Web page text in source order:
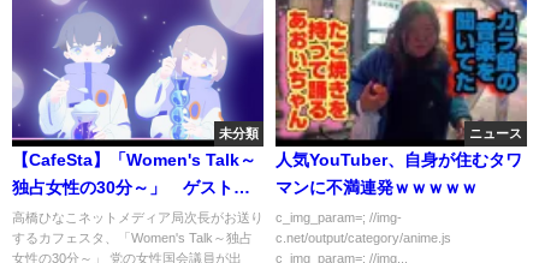
未分類
【CafeSta】「Women's Talk～
独占女性の30分～」 ゲスト：
小野田紀美参議院議員 ナビゲ
ーター： 高橋ひなこネットメデ
高橋ひなこネットメディア局次長がお送り
するカフェスタ、「Women's Talk～独占
女性の30分～」 党の女性国会議員が出
ニュース
人気YouTuber、自身が住むタワ
マンに不満連発ｗｗｗｗｗ
c_img_param=; //img-
c.net/output/category/anime.js
c_img_param=; //img...